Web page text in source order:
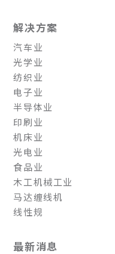
解决方案
汽车业
光学业
纺织业
电子业
半导体业
印刷业
机床业
光电业
食品业
木工机械工业
马达缠线机
线性规
最新消息